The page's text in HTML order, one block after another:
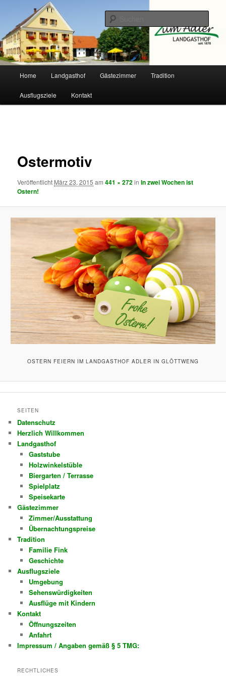
Inhalt
springenLandgasthof Adler
Home Landgasthof Gästezimmer Tradition
Ausflugsziele Kontakt
Ostermotiv
Veröffentlicht März 23, 2015 am441 × 272inIn zwei Wochen ist
Ostern!
OSTERN FEIERN IM LANDGASTHOF ADLER IN GLÖTTWENG
SEITEN
Datenschutz
Herzlich Willkommen
Landgasthof
Gaststube
Holzwinkelstüble
Biergarten / Terrasse
Spielplatz
Speisekarte
Gästezimmer
Zimmer/Ausstattung
Übernachtungspreise
Tradition
Familie Fink
Geschichte
Ausflugsziele
Umgebung
Sehenswürdigkeiten
Ausflüge mit Kindern
Kontakt
Öffnungszeiten
Anfahrt
Impressum / Angaben gemäß § 5 TMG:
RECHTLICHES